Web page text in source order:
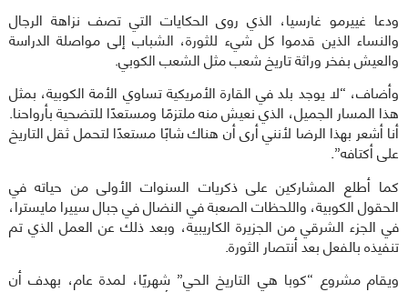
ودعا غييرمو غارسيا، الذي روى الحكايات التي تصف نزاهة الرجال
والنساء الذين قدموا كل شيء للثورة، الشباب إلى مواصلة الدراسة
والعيش بفخر وراثة تاريخ شعب مثل الشعب الكوبي.
وأضاف، “لا يوجد بلد في القارة الأمريكية تساوي الأمة الكوبية، بمثل
هذا المسار الجميل، الذي نعيش منه ملتزمًا ومستعدًا للتضحية بأرواحنا.
أنا أشعر بهذا الرضا لأنني أرى أن هناك شابًا مستعدًا لتحمل ثقل التاريخ
على أكتافه”.
كما أطلع المشاركين على ذكريات السنوات الأولى من حياته في
الحقول الكوبية، واللحظات الصعبة في النضال في جبال سييرا مايسترا،
في الجزء الشرقي من الجزيرة الكاريبية، وبعد ذلك عن العمل الذي تم
تنفيذه بالفعل بعد أنتصار الثورة.
ويقام مشروع “كوبا هي التاريخ الحي” شهريًا، لمدة عام، بهدف أن